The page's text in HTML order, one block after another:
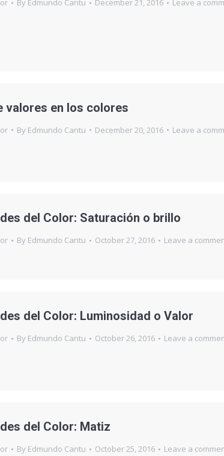
By Edmundo Cantu December 21, 2016
Leave a
valores en los colores
By Edmundo Cantu December 20, 2016
Leave a
del Color: Saturación o brillo
By Edmundo Cantu October 27, 2016
Leave a
del Color: Luminosidad o Valor
By Edmundo Cantu October 26, 2016
Leave a
del Color: Matiz
By Edmundo Cantu October 25, 2016
Leave a